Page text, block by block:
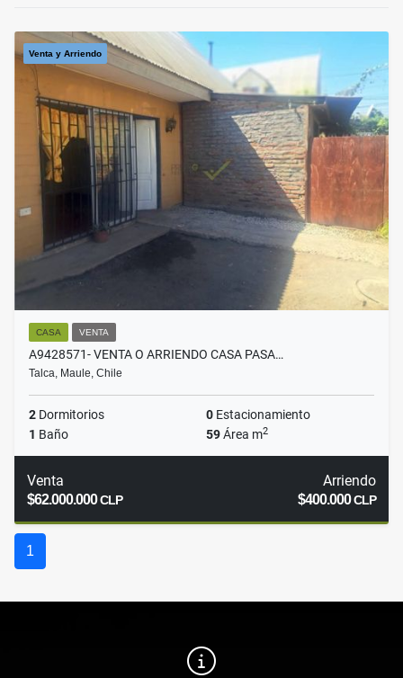
Venta y Arriendo
CASA VENTA
A9428571- VENTA O ARRIENDO CASA PASA…
Talca, Maule, Chile
2 Dormitorios 0 Estacionamiento
1 Baño 59Área m2
Venta
$62.000.000CLP
Arriendo
$400.000CLP
1